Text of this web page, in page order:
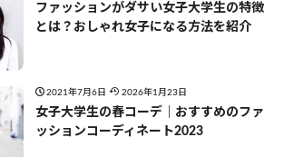
ファッションがダサい女子大学生の特徴
とは？おしゃれ女子になる方法を紹介
2021年7月6日 2026年1月23日
女子大学生の春コーデ｜おすすめのファ
ッションコーディネート2023